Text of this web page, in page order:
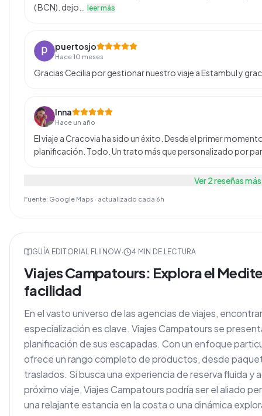
( BCN). dejo…
leer más
puertosjo
Hace 10 meses
Gracias Cecilia por gestionar nuestro viaje a Estambul y
Inna
Hace un año
El viaje a Cracovia ha sido un éxito. Desde el primer
planificación. Todo. Un trato más que personalizado por
Ver2reseñas más
Fuente: Google Maps · actualizado cada 6h
GUÍA EDITORIAL FLIINOW· 4 MIN DE LECTURA
Viajes Campatours: Explora el
facilidad
En el vasto universo de las agencias de viajes,
especialización es clave. Viajes Campatours se
planificación de sus escapadas. Con un enfoque
ofrece un rango completo de productos, desde
traslados. Si busca una experiencia de reserva fluida y
próximo viaje, Viajes Campatours podría ser el aliado
una relajante estancia en la costa o una dinámica